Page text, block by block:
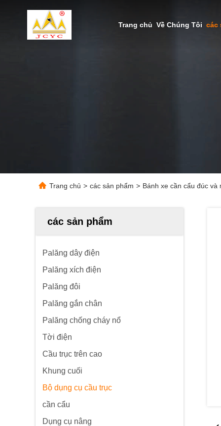
Trang chủ Về Chúng Tôi các
Trang chủ > các sản phẩm > Bánh xe cần cẩu đúc và
các sản phẩm
Palăng dây điện
Palăng xích điện
Palăng đôi
Palăng gắn chân
Palăng chống cháy nổ
Tời điện
Cầu trục trên cao
Khung cuối
Bộ dụng cụ cầu trục
cần cẩu
Dụng cụ nâng